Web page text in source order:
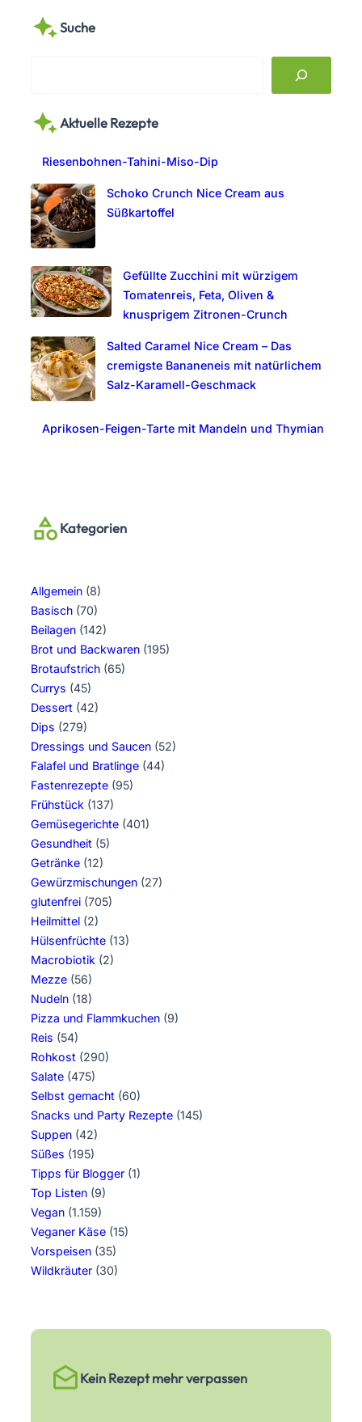
Suche
r
Aktuelle Rezepte
Riesenbohnen-Tahini-Miso-Dip
Schoko Crunch Nice Cream aus
Süßkartoffel
Gefüllte Zucchini mit würzigem
Tomatenreis, Feta, Oliven &
knusprigem Zitronen-Crunch
Salted Caramel Nice Cream – Das
cremigste Bananeneis mit natürlichem
Salz-Karamell-Geschmack
Aprikosen-Feigen-Tarte mit Mandeln und Thymian
Kategorien
Allgemein (8)
Basisch (70)
Beilagen (142)
Brot und Backwaren (195)
Brotaufstrich (65)
Currys (45)
Dessert (42)
Dips (279)
Dressings und Saucen (52)
Falafel und Bratlinge (44)
Fastenrezepte (95)
Frühstück (137)
Gemüsegerichte (401)
Gesundheit (5)
Getränke (12)
Gewürzmischungen (27)
glutenfrei (705)
Heilmittel (2)
Hülsenfrüchte (13)
Macrobiotik (2)
Mezze (56)
Nudeln (18)
Pizza und Flammkuchen (9)
Reis (54)
Rohkost (290)
Salate (475)
Selbst gemacht (60)
Snacks und Party Rezepte (145)
Suppen (42)
Süßes (195)
Tipps für Blogger (1)
Top Listen (9)
Vegan (1.159)
Veganer Käse (15)
Vorspeisen (35)
Wildkräuter (30)
Kein Rezept mehr verpassen